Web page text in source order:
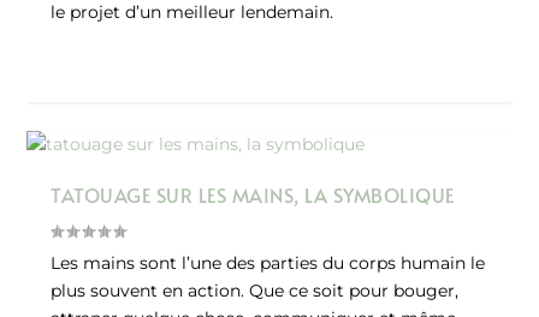
le projet d’un meilleur lendemain.
TATOUAGE SUR LES MAINS, LA SYMBOLIQUE
Les mains sont l’une des parties du corps humain le
plus souvent en action. Que ce soit pour bouger,